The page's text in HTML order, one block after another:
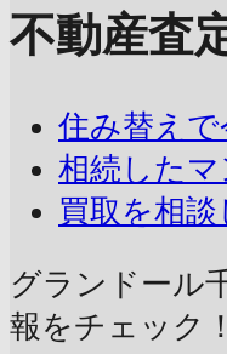
不動産査
住み替え
相続した
買取を相談
グランドール
報をチェック！